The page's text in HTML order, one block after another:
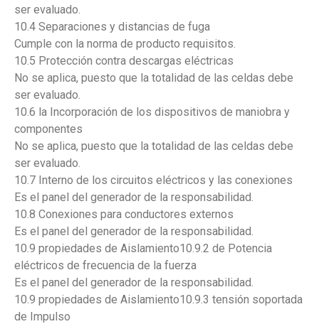
ser evaluado.
10.4 Separaciones y distancias de fuga
Cumple con la norma de producto requisitos.
10.5 Protección contra descargas eléctricas
No se aplica, puesto que la totalidad de las celdas debe
ser evaluado.
10.6 la Incorporación de los dispositivos de maniobra y
componentes
No se aplica, puesto que la totalidad de las celdas debe
ser evaluado.
10.7 Interno de los circuitos eléctricos y las conexiones
Es el panel del generador de la responsabilidad.
10.8 Conexiones para conductores externos
Es el panel del generador de la responsabilidad.
10.9 propiedades de Aislamiento10.9.2 de Potencia
eléctricos de frecuencia de la fuerza
Es el panel del generador de la responsabilidad.
10.9 propiedades de Aislamiento10.9.3 tensión soportada
de Impulso